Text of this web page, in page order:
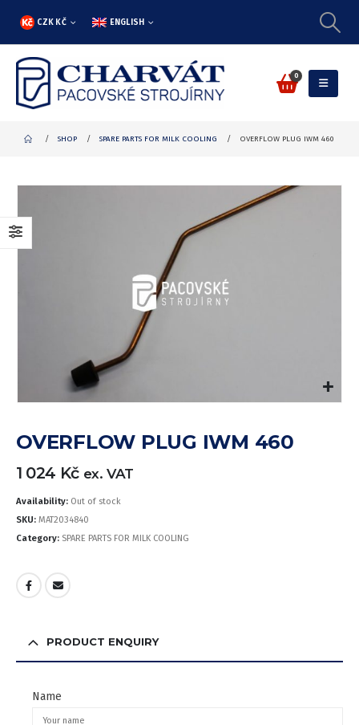
CZK KČ ENGLISH
0
SHOP SPARE PARTS FOR MILK COOLING OVERFLOW PLUG IWM 460
OVERFLOW PLUG IWM 460
1 024 Kč ex. VAT
Availability: Out of stock
SKU: MAT2034840
Category: SPARE PARTS FOR MILK COOLING
PRODUCT ENQUIRY
Name